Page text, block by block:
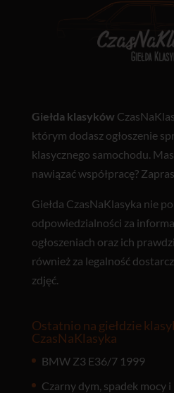
Giełda klasyków
którym dodasz ogłoszenie
klasycznego samochodu.
nawiązać współpracę?
Giełda CzasNaKlasyka nie
odpowiedzialności za
ogłoszeniach oraz ich
również za legalność
zdjęć.
Ostatnio na giełdzie
CzasNaKlasyka
BMW Z3 E36/7 1999
Czarny dym, spadek mocy